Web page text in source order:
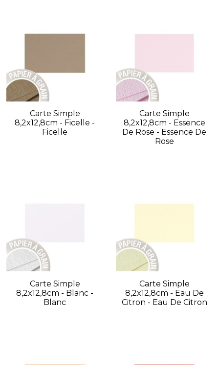
Carte Simple
8,2x12,8cm - Ficelle -
Ficelle
Carte Simple
8,2x12,8cm - Essence
De Rose - Essence De
Rose
Carte Simple
8,2x12,8cm - Blanc -
Blanc
Carte Simple
8,2x12,8cm - Eau De
Citron - Eau De Citron